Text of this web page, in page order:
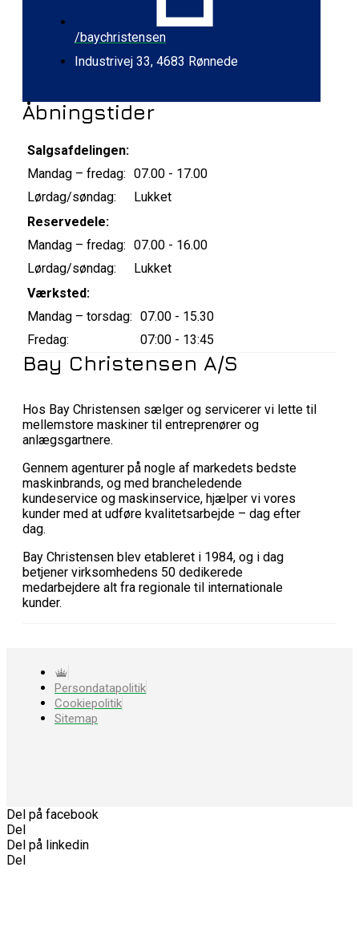
/baychristensen
Industrivej 33, 4683 Rønnede
Åbningstider
Salgsafdelingen:
Mandag – fredag: 07.00 - 17.00
Lørdag/søndag:
Lukket
Reservedele:
Mandag – fredag: 07.00 - 16.00
Lørdag/søndag:
Lukket
Værksted:
Mandag – torsdag: 07.00 - 15.30
Fredag:
07:00 - 13:45
Bay Christensen A/S
Hos Bay Christensen sælger og servicerer vi lette til
mellemstore maskiner til entreprenører og
anlægsgartnere.
Gennem agenturer på nogle af markedets bedste
maskinbrands, og med brancheledende
kundeservice og maskinservice, hjælper vi vores
kunder med at udføre kvalitetsarbejde – dag efter
dag.
Bay Christensen blev etableret i 1984, og i dag
betjener virksomhedens 50 dedikerede
medarbejdere alt fra regionale til internationale
kunder.
Persondatapolitik
Cookiepolitik
Sitemap
Del på facebook
Del
Del på linkedin
Del